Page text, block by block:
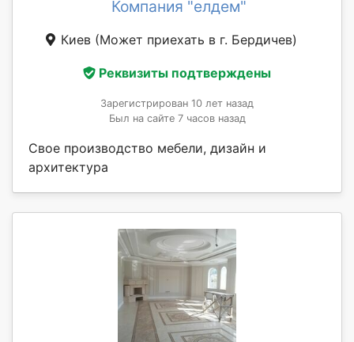
Компания "елдем"
Киев (Может приехать в г. Бердичев)
Реквизиты подтверждены
Зарегистрирован 10 лет назад
Был на сайте 7 часов назад
Свое производство мебели, дизайн и
архитектура